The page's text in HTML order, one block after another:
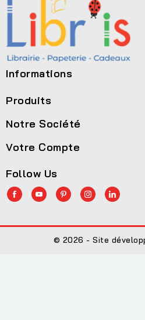
Informations
Produits
Notre Société
Votre Compte
Follow Us
© 2026 - Site